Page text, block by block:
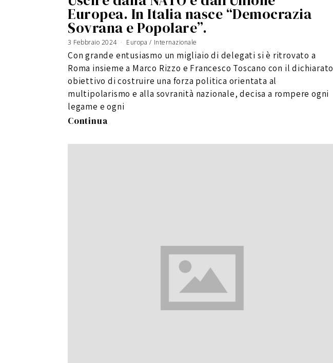
Europea. In Italia nasce “Democrazia
Sovrana e Popolare”.
3 Febbraio 20244
b
b
r
a
o
2
2
4
Europa / Internazionale
Con grande entusiasmo un migliaio di delegati si è ritrovato a
Roma insieme a Marco Rizzo e Francesco Toscano con il dichiarato
obiettivo di costruire una forza politica orientata al
multipolarismo e alla sovranità nazionale, decisa a rompere ogni
legame e ogni
Continua